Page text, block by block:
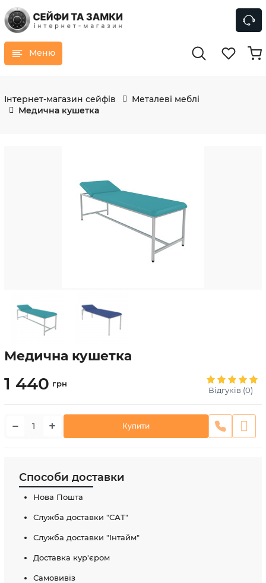
Меню
Інтернет-магазин сейфів
Металеві меблі
Медична кушетка
Медична кушетка
1 440 грн
Відгуків (0)
− + Купити
Способи доставки
Нова Пошта
Служба доставки "САТ"
Служба доставки "Інтайм"
Доставка кур'єром
Самовивіз